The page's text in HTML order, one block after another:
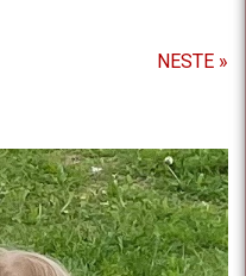
NESTE »